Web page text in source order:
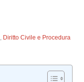
, Diritto Civile e Procedura